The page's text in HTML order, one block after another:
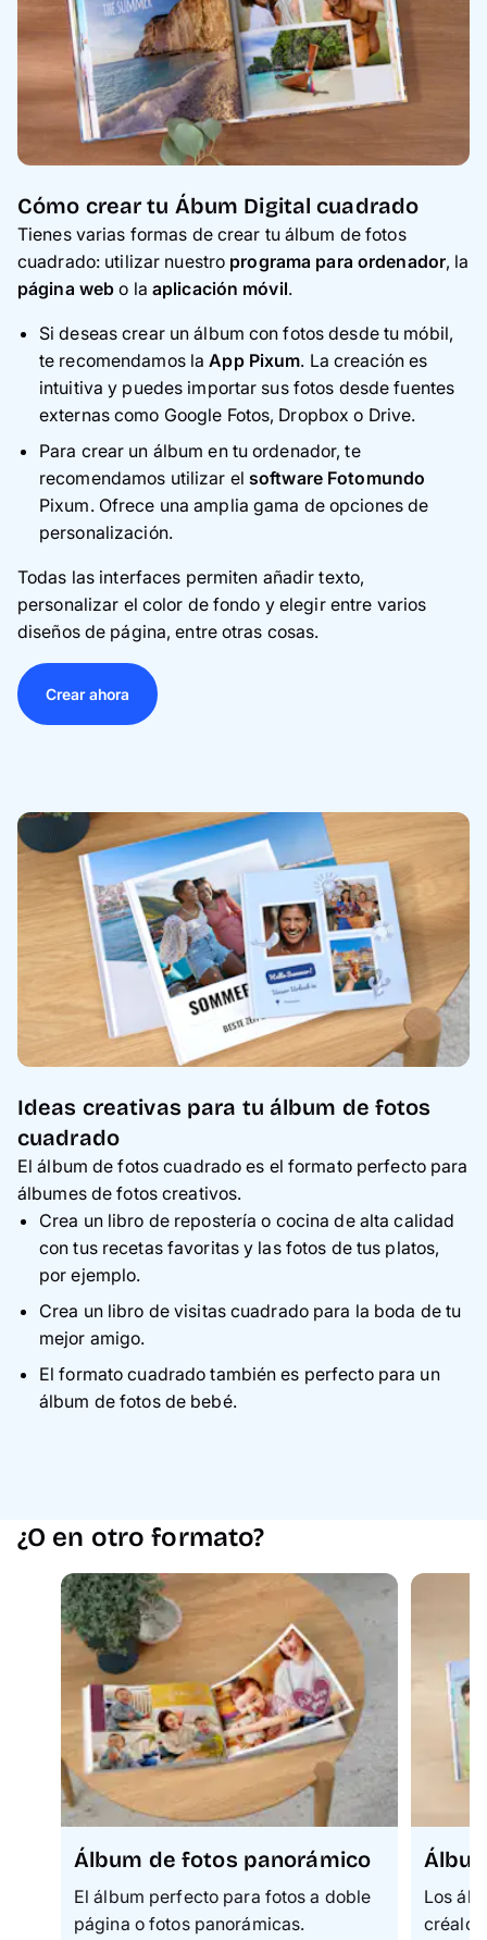
Cómo crear tu Ábum Digital cuadrado
Tienes varias formas de crear tu álbum de fotos
cuadrado: utilizar nuestro programa para ordenador, la
página webo la aplicación móvil.
Si deseas crear un álbum con fotos desde tu móbil,
te recomendamos laApp Pixum. La creación es
intuitiva y puedes importar sus fotos desde fuentes
externas como Google Fotos, Dropbox o Drive.
Para crear un álbum en tu ordenador, te
recomendamos utilizar el software Fotomundo
Pixum. Ofrece una amplia gama de opciones de
personalización.
Todas las interfaces permiten añadir texto,
personalizar el color de fondo y elegir entre varios
diseños de página, entre otras cosas.
Crear ahora
Ideas creativas para tu álbum de fotos
cuadrado
El álbum de fotos cuadrado es el formato perfecto para
álbumes de fotos creativos.
Crea un libro de repostería o cocina de alta calidad
con tus recetas favoritas y las fotos de tus platos,
por ejemplo.
Crea un libro de visitas cuadrado para la boda de tu
mejor amigo.
El formato cuadrado también es perfecto para un
álbum de fotos de bebé.
¿O en otro formato?
Álbum de fotos panorámico
El álbum perfecto para fotos a doble
página o fotos panorámicas.
Los